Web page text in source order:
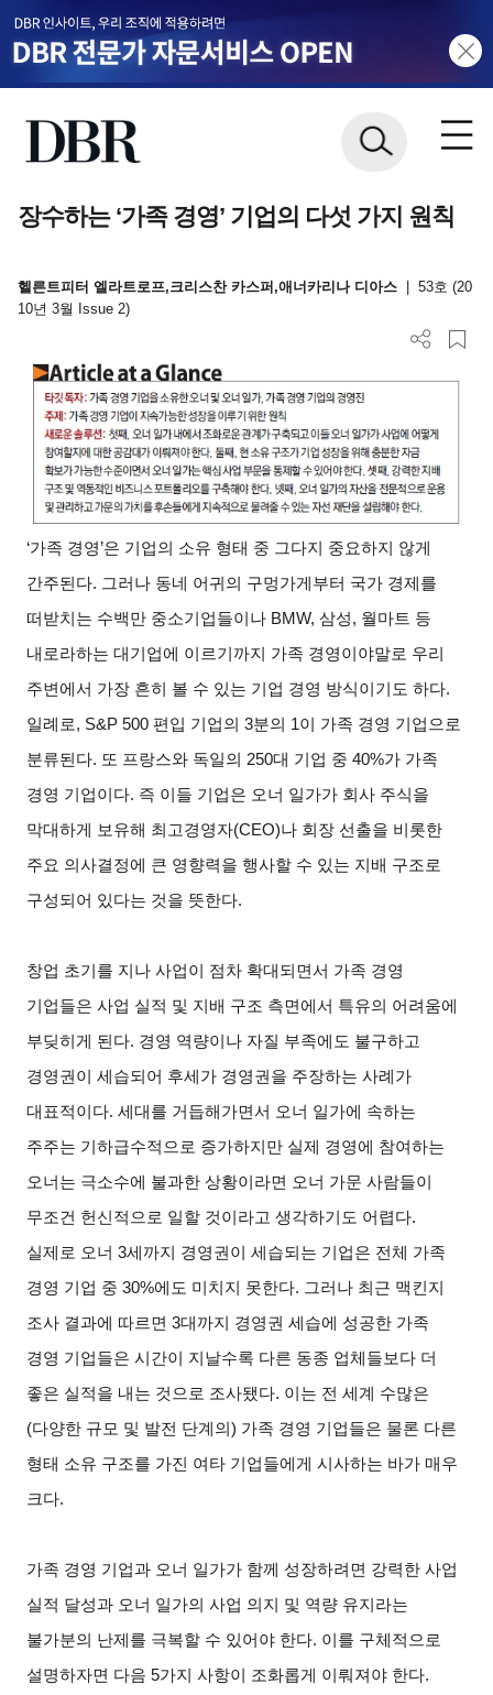
장수하는 ‘가족 경영’ 기업의 다섯 가지 원칙
헬른트피터 엘라트로프,크리스찬 카스퍼,애너카리나 디아스
53호 (20
10년 3월 Issue 2)
‘가족 경영’은 기업의 소유 형태 중 그다지 중요하지 않게
간주된다. 그러나 동네 어귀의 구멍가게부터 국가 경제를
떠받치는 수백만 중소기업들이나 BMW, 삼성, 월마트 등
내로라하는 대기업에 이르기까지 가족 경영이야말로 우리
주변에서 가장 흔히 볼 수 있는 기업 경영 방식이기도 하다.
일례로, S&P 500 편입 기업의 3분의 1이 가족 경영 기업으로
분류된다. 또 프랑스와 독일의 250대 기업 중 40%가 가족
경영 기업이다. 즉 이들 기업은 오너 일가가 회사 주식을
막대하게 보유해 최고경영자(CEO)나 회장 선출을 비롯한
주요 의사결정에 큰 영향력을 행사할 수 있는 지배 구조로
구성되어 있다는 것을 뜻한다.
창업 초기를 지나 사업이 점차 확대되면서 가족 경영
기업들은 사업 실적 및 지배 구조 측면에서 특유의 어려움에
부딪히게 된다. 경영 역량이나 자질 부족에도 불구하고
경영권이 세습되어 후세가 경영권을 주장하는 사례가
대표적이다. 세대를 거듭해가면서 오너 일가에 속하는
주주는 기하급수적으로 증가하지만 실제 경영에 참여하는
오너는 극소수에 불과한 상황이라면 오너 가문 사람들이
무조건 헌신적으로 일할 것이라고 생각하기도 어렵다.
실제로 오너 3세까지 경영권이 세습되는 기업은 전체 가족
경영 기업 중 30%에도 미치지 못한다. 그러나 최근 맥킨지
조사 결과에 따르면 3대까지 경영권 세습에 성공한 가족
경영 기업들은 시간이 지날수록 다른 동종 업체들보다 더
좋은 실적을 내는 것으로 조사됐다. 이는 전 세계 수많은
(다양한 규모 및 발전 단계의) 가족 경영 기업들은 물론 다른
형태 소유 구조를 가진 여타 기업들에게 시사하는 바가 매우
크다.
가족 경영 기업과 오너 일가가 함께 성장하려면 강력한 사업
실적 달성과 오너 일가의 사업 의지 및 역량 유지라는
불가분의 난제를 극복할 수 있어야 한다. 이를 구체적으로
설명하자면 다음 5가지 사항이 조화롭게 이뤄져야 한다.